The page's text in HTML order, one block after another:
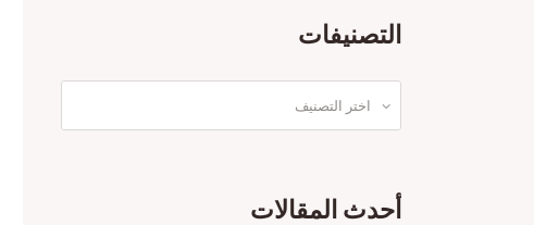
التصنيفات
أحدث المقالات